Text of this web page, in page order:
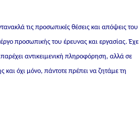
τις προσωπικές θέσεις και απόψεις του
προσωπικής του έρευνας και εργασίας.
αντικειμενική πληροφόρηση, αλλά σε
και όχι μόνο, πάντοτε πρέπει να ζητάμε τη